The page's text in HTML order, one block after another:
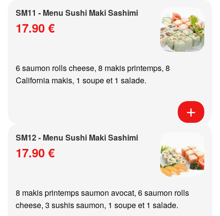
SM11 - Menu Sushi Maki Sashimi
17.90 €
6 saumon rolls cheese, 8 makis printemps, 8
California makis, 1 soupe et 1 salade.
SM12 - Menu Sushi Maki Sashimi
17.90 €
8 makis printemps saumon avocat, 6 saumon rolls
cheese, 3 sushis saumon, 1 soupe et 1 salade.